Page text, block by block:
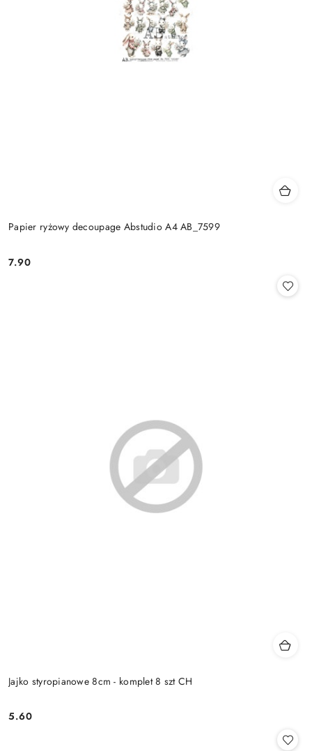
Papier ryżowy decoupage Abstudio A4 AB_7599
Cena:
7.90
Jajko styropianowe 8cm - komplet 8 szt CH
Cena:
5.60